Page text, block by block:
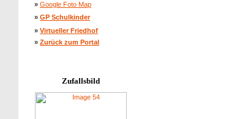
» Google Foto Map
» GP Schulkinder
» Virtueller Friedhof
» Zurück zum Portal
Zufallsbild